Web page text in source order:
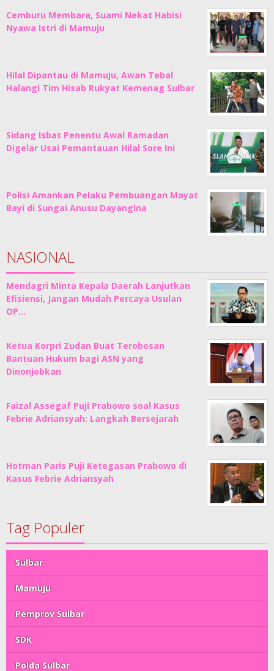
Cemburu Membara, Suami Nekat Habisi
Nyawa Istri di Mamuju
Hilal Dipantau di Mamuju, Awan Tebal
Halangi Tim Hisab Rukyat Kemenag Sulbar
Sidang Isbat Penentu Awal Ramadan
Digelar Usai Pemantauan Hilal Sore Ini
Polisi Amankan Pelaku Pembuangan Mayat
Bayi di Sungai Anusu Dayangina
NASIONAL
Mendagri Minta Kepala Daerah Lanjutkan
Efisiensi, Jangan Mudah Percaya Usulan
OP…
Ketua Korpri Zudan Buat Terobosan
Bantuan Hukum bagi ASN yang
Dinonjobkan
Faizal Assegaf Puji Prabowo soal Kasus
Febrie Adriansyah: Langkah Bersejarah
Hotman Paris Puji Ketegasan Prabowo di
Kasus Febrie Adriansyah
Tag Populer
Sulbar
Mamuju
Pemprov Sulbar
SDK
Polda Sulbar